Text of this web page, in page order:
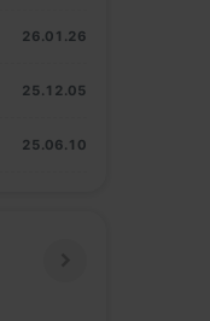
26.01.26
25.12.05
25.06.10